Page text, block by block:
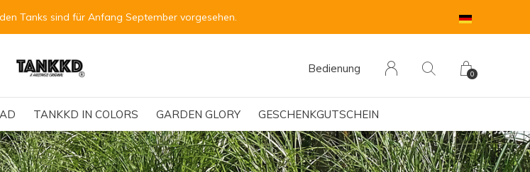
TANKKD IN COLORS GARDEN GLORY GESCHENKGUTSCHEIN
Bedienung 0
Tanks sind für Anfang September vorgesehen.